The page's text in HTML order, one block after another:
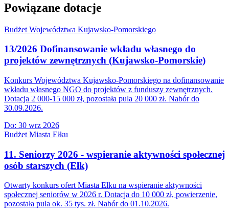
Powiązane dotacje
Budżet Województwa Kujawsko-Pomorskiego
13/2026 Dofinansowanie wkładu własnego do
projektów zewnętrznych (Kujawsko-Pomorskie)
Konkurs Województwa Kujawsko-Pomorskiego na dofinansowanie
wkładu własnego NGO do projektów z funduszy zewnętrznych.
Dotacja 2 000-15 000 zł, pozostała pula 20 000 zł. Nabór do
30.09.2026.
Do: 30 wrz 2026
Budżet Miasta Ełku
11. Seniorzy 2026 - wspieranie aktywności społecznej
osób starszych (Ełk)
Otwarty konkurs ofert Miasta Ełku na wspieranie aktywności
społecznej seniorów w 2026 r. Dotacja do 10 000 zł, powierzenie,
pozostała pula ok. 35 tys. zł. Nabór do 01.10.2026.